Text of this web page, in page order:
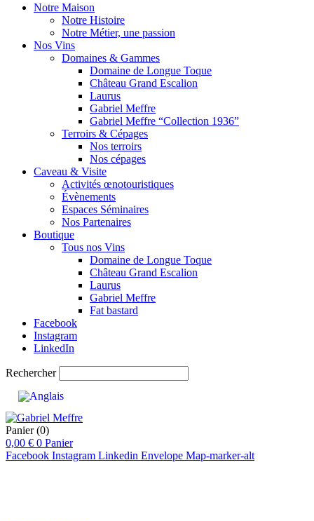
Notre Maison
Notre Histoire
Notre Métier, une passion
Nos Vins
Domaines & Gammes
Domaine de Longue Toque
Château Grand Escalion
Laurus
Gabriel Meffre
Gabriel Meffre “Collection 1936”
Terroirs & Cépages
Nos terroirs
Nos cépages
Caveau & Visite
Activités œnotouristiques
Évènements
Espaces Séminaires
Nos Partenaires
Boutique
Tous nos Vins
Domaine de Longue Toque
Château Grand Escalion
Laurus
Gabriel Meffre
Fat bastard
Facebook
Instagram
LinkedIn
Rechercher
Panier (0)
0,00 € 0 Panier
Facebook Instagram Linkedin Envelope Map-marker-alt